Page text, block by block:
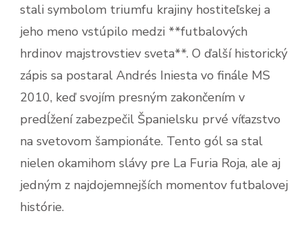
stali symbolom triumfu krajiny hostiteľskej a
jeho meno vstúpilo medzi **futbalových
hrdinov majstrovstiev sveta**. O ďalší historický
zápis sa postaral Andrés Iniesta vo finále MS
2010, keď svojím presným zakončením v
predĺžení zabezpečil Španielsku prvé víťazstvo
na svetovom šampionáte. Tento gól sa stal
nielen okamihom slávy pre La Furia Roja, ale aj
jedným z najdojemnejších momentov futbalovej
histórie.